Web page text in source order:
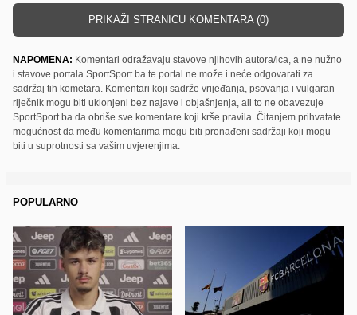
PRIKAŽI STRANICU KOMENTARA (0)
NAPOMENA: Komentari odražavaju stavove njihovih autora/ica, a ne nužno
i stavove portala SportSport.ba te portal ne može i neće odgovarati za
sadržaj tih kometara. Komentari koji sadrže vrijeđanja, psovanja i vulgaran
riječnik mogu biti uklonjeni bez najave i objašnjenja, ali to ne obavezuje
SportSport.ba da obriše sve komentare koji krše pravila. Čitanjem prihvatate
mogućnost da među komentarima mogu biti pronađeni sadržaji koji mogu
biti u suprotnosti sa vašim uvjerenjima.
POPULARNO